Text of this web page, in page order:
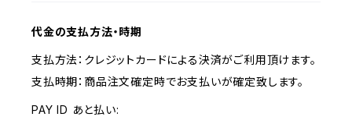
代金の支払方法・時期
支払方法：クレジットカードによる決済がご利用頂けます。
支払時期：商品注文確定時でお支払いが確定致します。
PAY ID あと払い: